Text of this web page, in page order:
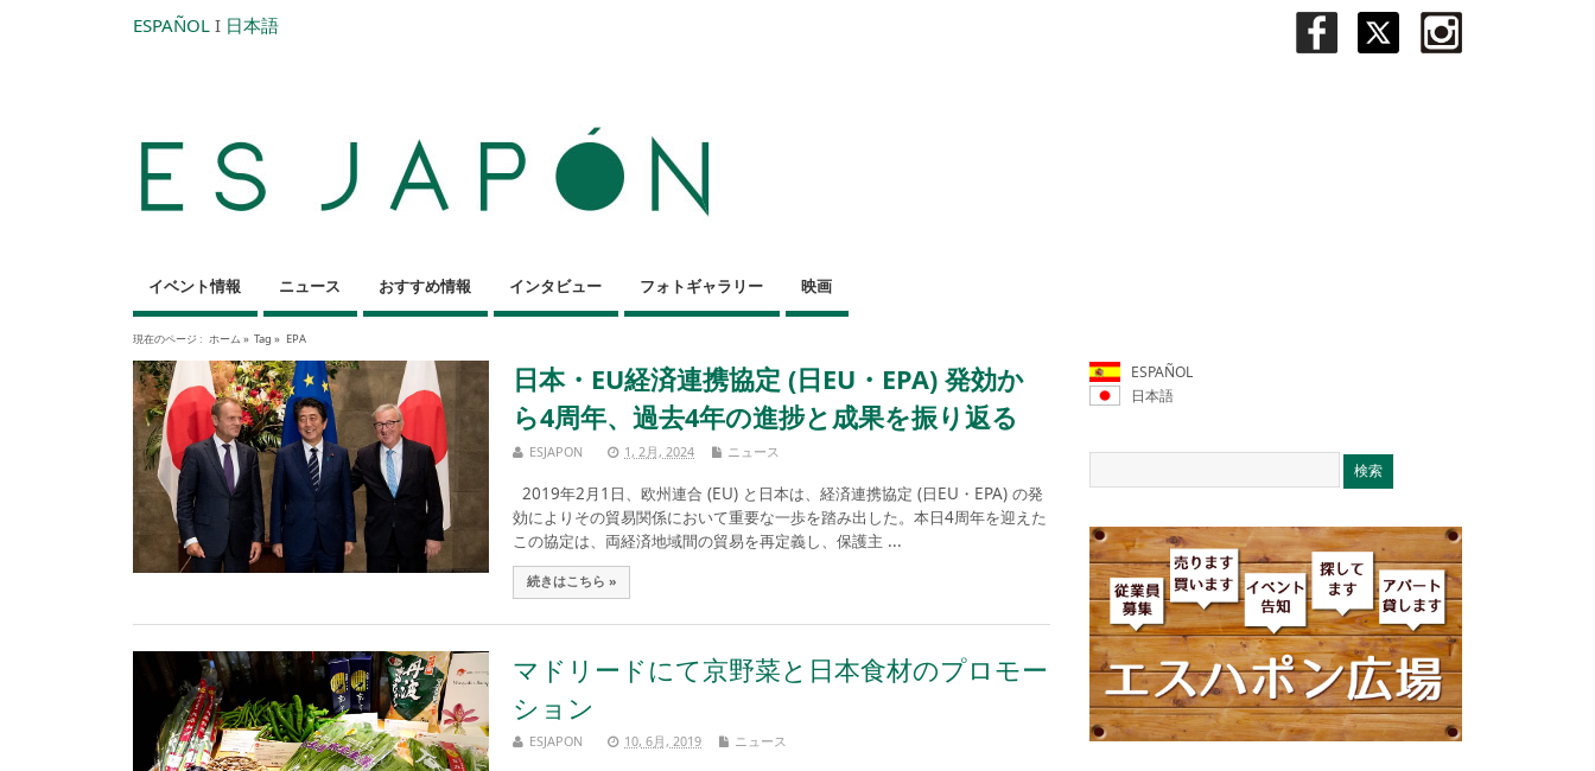
ESPAÑOL I 日本語
イベント情報 ニュース おすすめ情報 インタビュー フォトギャラリー 映画
現在のページ : ホーム » Tag » EPA
日本・EU経済連携協定 (日EU・EPA) 発効か
ら4周年、過去4年の進捗と成果を振り返る
ESJAPON 1, 2月, 2024 ニュース
2019年2月1日、欧州連合 (EU) と日本は、経済連携協定 (日EU・EPA) の発
効によりその貿易関係において重要な一歩を踏み出した。本日4周年を迎えた
この協定は、両経済地域間の貿易を再定義し、保護主 ...
続きはこちら »
マドリードにて京野菜と日本食材のプロモー
ション
ESJAPON 10, 6月, 2019 ニュース
ESPAÑOL
日本語